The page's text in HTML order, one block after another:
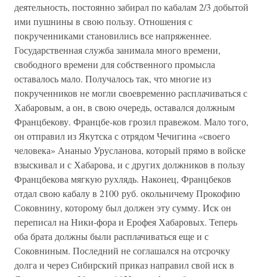
деятельность, постоянно забирал по кабалам 2/3 добытой
ими пушнины в свою пользу. Отношения с
покрученниками становились все напряженнее.
Государственная служба занимала много времени,
свободного времени для собственного промысла
оставалось мало. Получалось так, что многие из
покрученников не могли своевременно расплачиваться с
Хабаровым, а он, в свою очередь, оставался должным
Францбекову. Францбе-ков грозил правежом. Мало того,
он отправил из Якутска с отрядом Чечигина «своего
человека» Ананыо Урусланова, который прямо в войске
взыскивал и с Хабарова, и с других должников в пользу
Францбекова мягкую рухлядь. Наконец, Францбеков
отдал свою кабалу в 2100 руб. окольничему Прокофию
Соковнину, которому был должен эту сумму. Иск он
переписал на Ники-фора и Ерофея Хабаровых. Теперь
оба брата должны были расплачиваться еще и с
Соковниным. Последний не соглашался на отсрочку
долга и через Сибирский приказ направил свой иск в